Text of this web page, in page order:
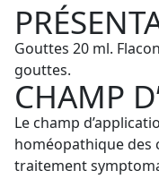
Gouttes 20 ml.
gouttes.
CHAMP
Le champ
homéopathique des
traitement